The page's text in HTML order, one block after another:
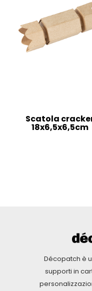
Scatola
18x6,5x6,5cm
Décopatch è
supporti in